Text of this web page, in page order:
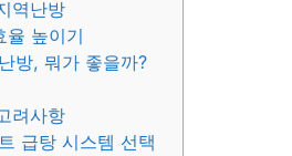
역난방
율 높이기
방, 뭐가 좋을까?
려사항
급탕 시스템 선택